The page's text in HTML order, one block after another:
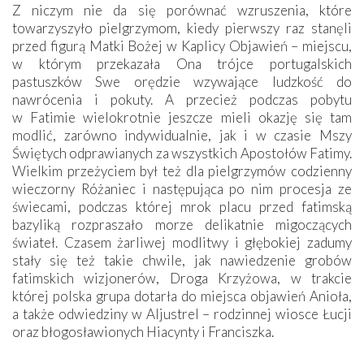
Z niczym nie da się porównać wzruszenia, które
towarzyszyło pielgrzymom, kiedy pierwszy raz stanęli
przed figurą Matki Bożej w Kaplicy Objawień – miejscu,
w którym przekazała Ona trójce portugalskich
pastuszków Swe orędzie wzywające ludzkość do
nawrócenia i pokuty. A przecież podczas pobytu
w Fatimie wielokrotnie jeszcze mieli okazję się tam
modlić, zarówno indywidualnie, jak i w czasie Mszy
Świętych odprawianych za wszystkich Apostołów Fatimy.
Wielkim przeżyciem był też dla pielgrzymów codzienny
wieczorny Różaniec i następująca po nim procesja ze
świecami, podczas której mrok placu przed fatimską
bazyliką rozpraszało morze delikatnie migoczących
świateł. Czasem żarliwej modlitwy i głębokiej zadumy
stały się też takie chwile, jak nawiedzenie grobów
fatimskich wizjonerów, Droga Krzyżowa, w trakcie
której polska grupa dotarła do miejsca objawień Anioła,
a także odwiedziny w Aljustrel – rodzinnej wiosce Łucji
oraz błogosławionych Hiacynty i Franciszka.